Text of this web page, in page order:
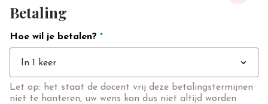
Betaling
Hoe wil je betalen? *
In 1 keer expand_more
Let op: het staat de docent vrij deze betalingstermijnen
niet te hanteren, uw wens kan dus niet altijd worden